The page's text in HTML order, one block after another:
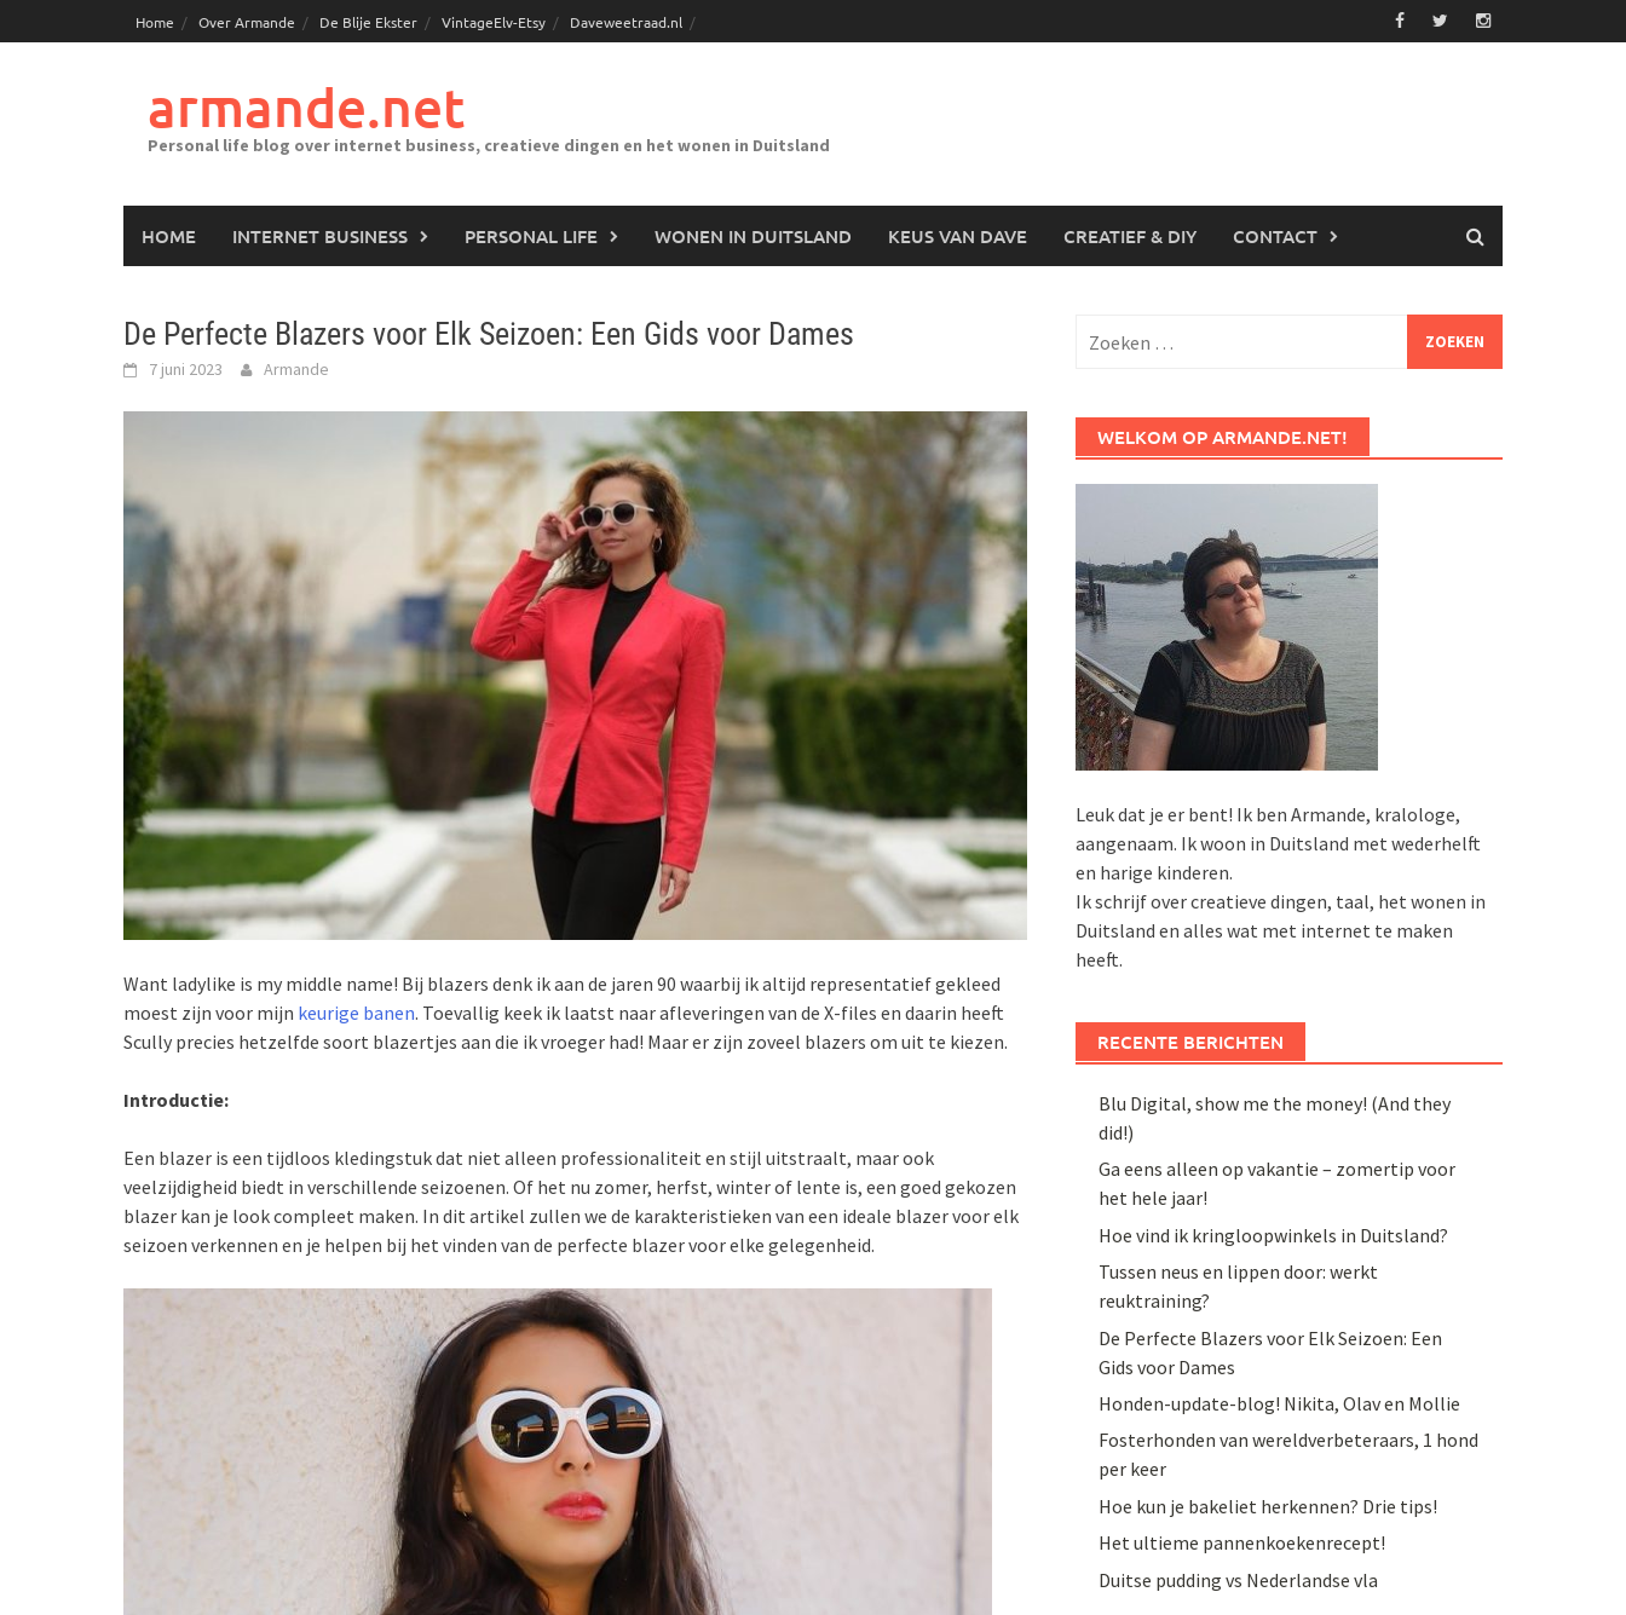
naar
Home Over Armande De Blije Ekster VintageElv-Etsy Daveweetraad.nl
armande.net
Personal life blog over internet business, creatieve dingen en het wonen in Duitsland
HOME INTERNET BUSINESS PERSONAL LIFE WONEN IN DUITSLAND KEUS VAN DAVE CREATIEF & DIY CONTACT
De Perfecte Blazers voor Elk Seizoen: Een Gids voor Dames
7 juni 2023 Armande
Want ladylike is my middle name! Bij blazers denk ik aan de jaren 90 waarbij ik altijd representatief gekleed
moest zijn voor mijn keurige banen. Toevallig keek ik laatst naar afleveringen van de X-files en daarin heeft
Scully precies hetzelfde soort blazertjes aan die ik vroeger had! Maar er zijn zoveel blazers om uit te kiezen.
Introductie:
Een blazer is een tijdloos kledingstuk dat niet alleen professionaliteit en stijl uitstraalt, maar ook
veelzijdigheid biedt in verschillende seizoenen. Of het nu zomer, herfst, winter of lente is, een goed gekozen
blazer kan je look compleet maken. In dit artikel zullen we de karakteristieken van een ideale blazer voor elk
seizoen verkennen en je helpen bij het vinden van de perfecte blazer voor elke gelegenheid.
naar:
WELKOM OP ARMANDE.NET!
Leuk dat je er bent! Ik ben Armande, kralologe,
aangenaam. Ik woon in Duitsland met wederhelft
en harige kinderen.
Ik schrijf over creatieve dingen, taal, het wonen in
Duitsland en alles wat met internet te maken
heeft.
RECENTE BERICHTEN
Blu Digital, show me the money! (And they
did!)
Ga eens alleen op vakantie – zomertip voor
het hele jaar!
Hoe vind ik kringloopwinkels in Duitsland?
Tussen neus en lippen door: werkt
reuktraining?
De Perfecte Blazers voor Elk Seizoen: Een
Gids voor Dames
Honden-update-blog! Nikita, Olav en Mollie
Fosterhonden van wereldverbeteraars, 1 hond
per keer
Hoe kun je bakeliet herkennen? Drie tips!
Het ultieme pannenkoekenrecept!
Duitse pudding vs Nederlandse vla